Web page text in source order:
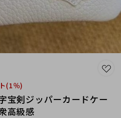
(1％)
宝剣ジッパーカードケー
高級感